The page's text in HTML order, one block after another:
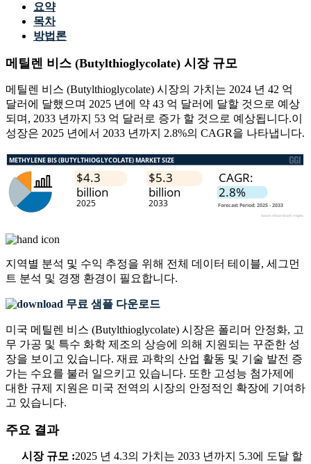
요약
목차
방법론
메틸렌 비스 (Butylthioglycolate) 시장 규모
메틸렌 비스 (Butylthioglycolate) 시장의 가치는 2024 년 42 억
달러에 달했으며 2025 년에 약 43 억 달러에 달할 것으로 예상
되며, 2033 년까지 53 억 달러로 증가 할 것으로 예상됩니다.이
성장은 2025 년에서 2033 년까지 2.8%의 CAGR을 나타냅니다.
지역별 분석 및 수익 추정을 위해 전체 데이터 테이블, 세그먼
트 분석 및 경쟁 환경이 필요합니다.
무료 샘플 다운로드
미국 메틸렌 비스 (Butylthioglycolate) 시장은 폴리머 안정화, 고
무 가공 및 특수 화학 제조의 상승에 의해 지원되는 꾸준한 성
장을 보이고 있습니다. 재료 과학의 산업 활동 및 기술 발전 증
가는 수요를 불러 일으키고 있습니다. 또한 고성능 첨가제에
대한 규제 지원은 미국 전역의 시장의 안정적인 확장에 기여하
고 있습니다.
주요 결과
시장 규모 :2025 년 4.3의 가치는 2033 년까지 5.3에 도달 할